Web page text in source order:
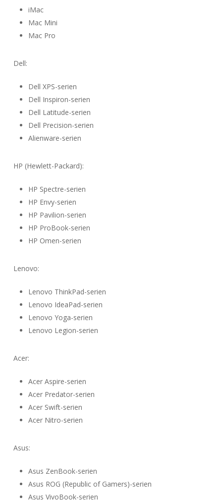
iMac
Mac Mini
Mac Pro
Dell:
Dell XPS-serien
Dell Inspiron-serien
Dell Latitude-serien
Dell Precision-serien
Alienware-serien
HP (Hewlett-Packard):
HP Spectre-serien
HP Envy-serien
HP Pavilion-serien
HP ProBook-serien
HP Omen-serien
Lenovo:
Lenovo ThinkPad-serien
Lenovo IdeaPad-serien
Lenovo Yoga-serien
Lenovo Legion-serien
Acer:
Acer Aspire-serien
Acer Predator-serien
Acer Swift-serien
Acer Nitro-serien
Asus:
Asus ZenBook-serien
Asus ROG (Republic of Gamers)-serien
Asus VivoBook-serien